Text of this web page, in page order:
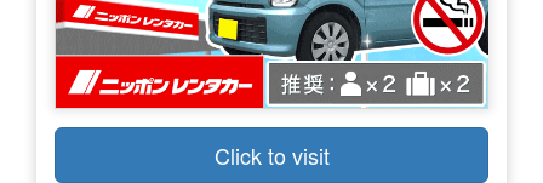
Click to visit